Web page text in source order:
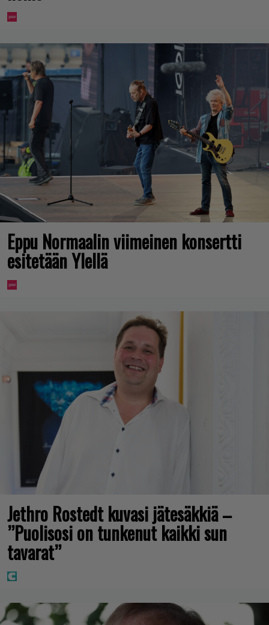
Eppu Normaalin viimeinen konsertti
esitetään Ylellä
Jethro Rostedt kuvasi jätesäkkiä –
”Puolisosi on tunkenut kaikki sun
tavarat”